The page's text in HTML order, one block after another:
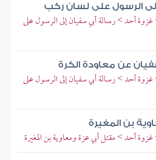
الرسول على لسان ركب
غزوة أحد > رسالة أبي سفيان إلى الرسول على
عن معاودة الكرة
غزوة أحد > رسالة أبي سفيان إلى الرسول على
بن المغيرة
أحد > مقتل أبي عزة ومعاوية بن المغيرة